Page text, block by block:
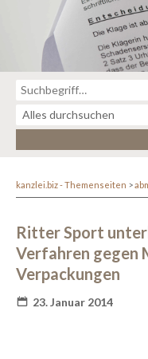
kanzlei.biz - Themenseiten
Ritter Sport
Verfahren gegen
Verpackungen
23. Januar 2014